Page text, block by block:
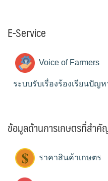
E-Service
Voice of Farmers
ระบบรับเรื่องร้องเรียนปัญ
ข้อมูลด้านการเกษตรที่สำคั
ราคาสินค้าเกษตร